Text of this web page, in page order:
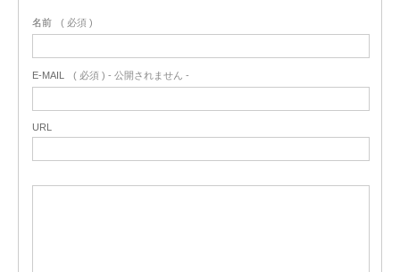
名前 ( 必須 )
E-MAIL ( 必須 ) - 公開されません -
URL